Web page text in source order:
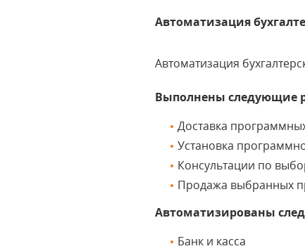
Автоматизация
Автоматизация
Выполнены следующие
Доставка
Установка
Консультации по
Продажа выбранных
Автоматизированы
Банк и касса